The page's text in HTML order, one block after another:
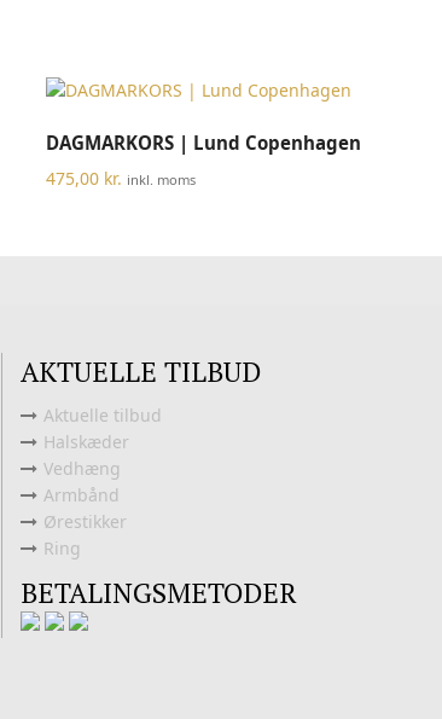
DAGMARKORS | Lund Copenhagen
475,00 kr. inkl. moms
AKTUELLE TILBUD
Aktuelle tilbud
Halskæder
Vedhæng
Armbånd
Ørestikker
Ring
BETALINGSMETODER